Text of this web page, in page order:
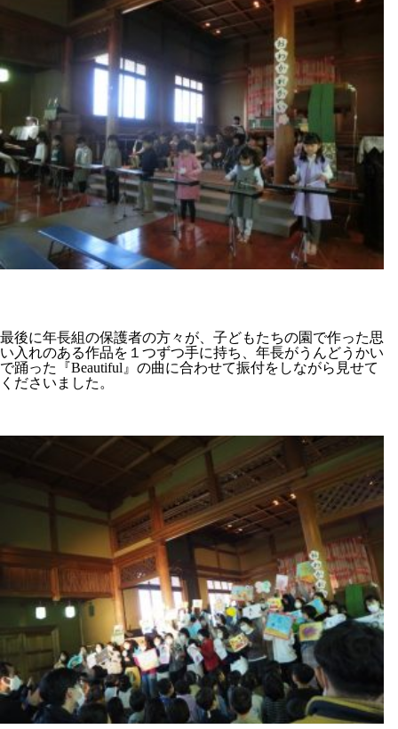
最後に年長組の保護者の方々が、子どもたちの園で作った思
い入れのある作品を１つずつ手に持ち、年長がうんどうかい
で踊った『Beautiful』の曲に合わせて振付をしながら見せて
くださいました。